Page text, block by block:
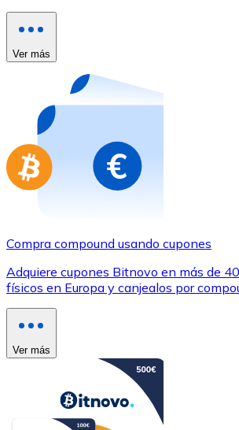
Comprar con tarjeta
Compra tarjetas regalo de tus
Ir a la tienda de tarjetas regalo
Ver más
Compra compound usando cupones
Adquiere cupones Bitnovo en más de
físicos en Europa y canjealos por
Ver más